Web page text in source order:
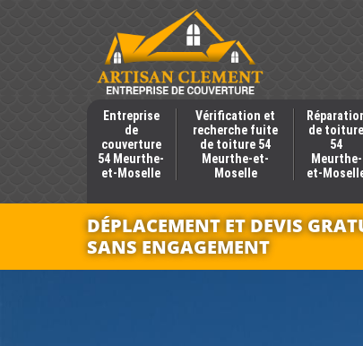
Entreprise
de
couverture
54 Meurthe-
et-Moselle
Vérification et
recherche fuite
de toiture 54
Meurthe-et-
Moselle
de toiture
54
Meurthe-
et-
DÉPLACEMENT ET DEVIS
SANS ENGAGEMENT